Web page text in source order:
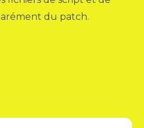
du patch.